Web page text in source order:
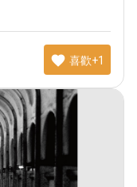
favorite 喜歡+1